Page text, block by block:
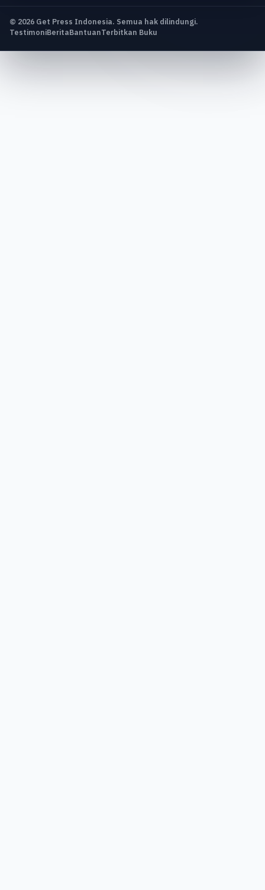
© 2026 Get Press Indonesia. Semua hak dilindungi.
TestimoniBeritaBantuanTerbitkan Buku